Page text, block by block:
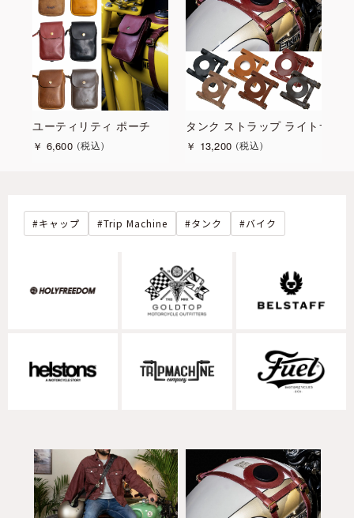
ユーティリティ ポーチ
￥ 6,600 税込
タンク ストラップ ライトサイ
￥ 13,200 税込
キャップ Trip Machine タンク バイク